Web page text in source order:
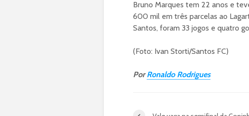
Bruno Marques tem 22 anos e
600 mil em três parcelas ao
Santos, foram 33 jogos e quatro
(Foto: Ivan Storti/Santos FC)
PorRonaldo Rodrigues